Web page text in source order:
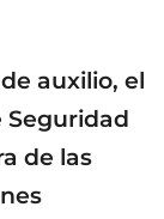
auxilio, el
Seguridad
de las